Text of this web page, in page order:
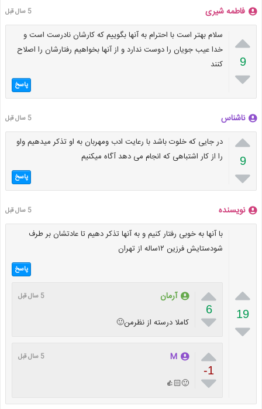
فاطمه شیری 5 سال قبل

9

سلام بهتر است با احترام به آنها بگوییم که کارشان نادرست است و
خدا عیب جویان را دوست ندارد و از آنها بخواهیم رفتارشان را اصلاح
کنند
پاسخ
ناشناس 5 سال قبل

9

در جایی که خلوت باشد با رعایت ادب ومهربان به او تذکر میدهیم واو
را از کار اشتباهی که انجام می دهد آگاه میکنیم
پاسخ
نویسنده 5 سال قبل

19

با آنها به خوبی رفتار کنیم و به آنها تذکر دهیم تا عادتشان بر طرف
شودستایش فرزین ۱۲ساله از تهران
پاسخ

6

آرمان 5 سال قبل
کاملا درسته از نظرمن🙂

-1

M 5 سال قبل
🙂👍🏻